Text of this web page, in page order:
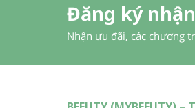
Đăng ký
Nhận ưu đãi, các chương